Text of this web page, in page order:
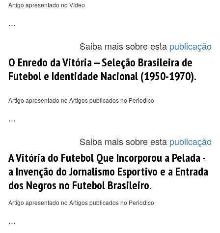
Artigo apresentado no Vídeo
...
Saiba mais sobre esta publicação
O Enredo da Vitória -- Seleção Brasileira de
Futebol e Identidade Nacional (1950-1970).
Artigo apresentado no Artigos publicados no Periodico
...
Saiba mais sobre esta publicação
A Vitória do Futebol Que Incorporou a Pelada -
a Invenção do Jornalismo Esportivo e a Entrada
dos Negros no Futebol Brasileiro.
Artigo apresentado no Artigos publicados no Periodico
...